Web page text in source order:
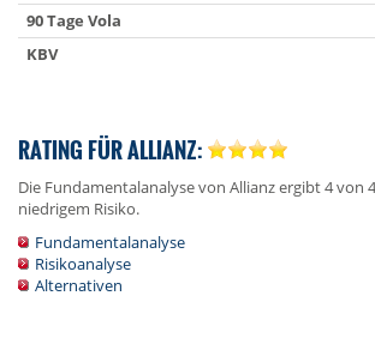
90 Tage Vola
KBV
RATING FÜR ALLIANZ:
Die Fundamentalanalyse von Allianz ergibt 4 von
niedrigem Risiko.
Fundamentalanalyse
Risikoanalyse
Alternativen